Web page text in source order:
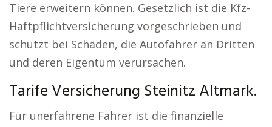
Tiere erweitern können. Gesetzlich ist die Kfz-
Haftpflichtversicherung vorgeschrieben und
schützt bei Schäden, die Autofahrer an Dritten
und deren Eigentum verursachen.
Tarife Versicherung Steinitz Altmark.
Für unerfahrene Fahrer ist die finanzielle